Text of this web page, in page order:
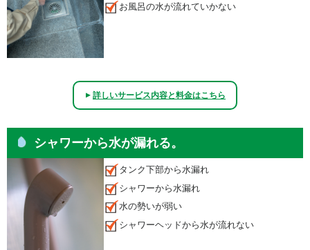
お風呂の水が流れていかない
▲詳しいサービス内容と料金はこちら
シャワーから水が漏れる。
タンク下部から水漏れ
シャワーから水漏れ
水の勢いが弱い
シャワーヘッドから水が流れない